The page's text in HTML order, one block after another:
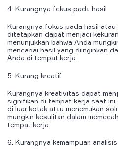
4. Kurangnya fokus pada hasil
Kurangnya fokus pada hasil atau
ditetapkan dapat menjadi
menunjukkan bahwa Anda
mencapai hasil yang diinginkan
Anda di tempat kerja.
5. Kurang kreatif
Kurangnya kreativitas dapat
signifikan di tempat kerja saat
di luar kotak atau menemukan
mungkin kesulitan dalam
tempat kerja.
6. Kurangnya kemampuan analisis